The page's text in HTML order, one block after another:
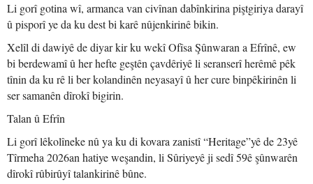
Li gorî gotina wî, armanca van civînan dabînkirina piştgiriya darayî
û pisporî ye da ku dest bi karê nûjenkirinê bikin.
Xelîl di dawiyê de diyar kir ku wekî Ofîsa Şûnwaran a Efrînê, ew
bi berdewamî û her hefte geştên çavdêriyê li seranserî herêmê pêk
tînin da ku rê li ber kolandinên neyasayî û her cure binpêkirinên li
ser samanên dîrokî bigirin.
Talan û Efrîn
Li gorî lêkolîneke nû ya ku di kovara zanistî “Heritage”yê de 23yê
Tîrmeha 2026an hatiye weşandin, li Sûriyeyê ji sedî 59ê şûnwarên
dîrokî rûbirûyî talankirinê bûne.